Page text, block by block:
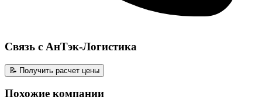
Связь с АнТэк-Логистика
📝 Получить расчет цены
Похожие компании